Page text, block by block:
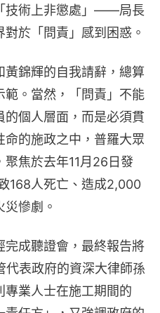
技術上非懲處」——局長
於「問責」感到困惑。
錦輝的自我請辭，總算
。當然，「問責」不能
個人層面，而是必須貫
的施政之中，普羅大眾
焦於去年11月26日發
168人死亡、造成2,000
慘劇。
完成聽證會，最終報告將
代表政府的資深大律師孫
業人士在施工期間的